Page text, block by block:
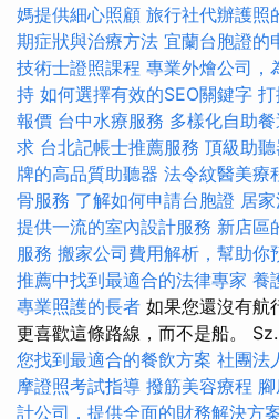
媽提供細心照顧 旅行社代辦護照
期症狀與治療方法 宜蘭台胞證的
技術士證照課程 專業外燴公司，
持 如何選擇有效的SEO關鍵字
報價 台中水療服務 多樣化自助
求 台北記帳士推薦服務 頂級助
牌的高品質助聽器 法令紋醫美療
骨服務 了解如何申請台胞證 居
提供一流的室內設計服務 新店區
服務 搬家公司費用解析，幫助你
推薦中找到最適合的法律專家 養
專業照護的長者 如果您還沒有航
更喜歡這條路線，而不是船。
您找到最適合的餐飲方案 社團法
摩證照考試指導 撥筋美容療程
計公司，提供全面的財務解決方